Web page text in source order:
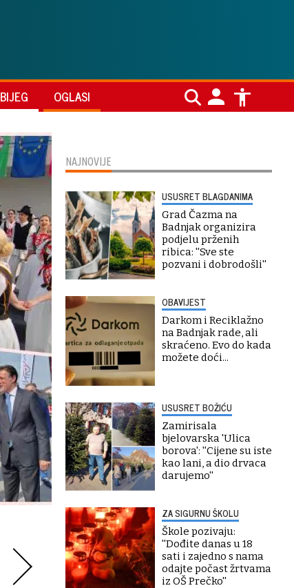
BIJEG OGLASI
NAJNOVIJE
USUSRET BLAGDANIMA
Grad Čazma na
Badnjak organizira
podjelu prženih
ribica: ''Sve ste
pozvani i dobrodošli''
OBAVIJEST
Darkom i Reciklažno
na Badnjak rade, ali
skraćeno. Evo do kada
možete doći...
USUSRET BOŽIĆU
Zamirisala
bjelovarska 'Ulica
borova': ''Cijene su iste
kao lani, a dio drvaca
darujemo''
ZA SIGURNU ŠKOLU
Škole pozivaju:
''Dođite danas u 18
sati i zajedno s nama
odajte počast žrtvama
iz OŠ Prečko''